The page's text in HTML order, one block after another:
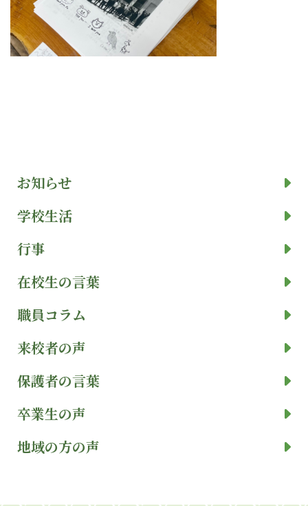
お知らせ
学校生活
行事
在校生の言葉
職員コラム
来校者の声
保護者の言葉
卒業生の声
地域の方の声